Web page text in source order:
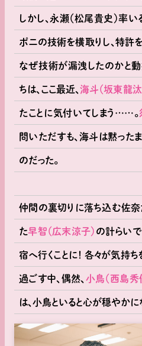
しかし、永瀬（松尾貴史）率い
ポニの技術を横取りし、特許
なぜ技術が漏洩したのかと
ちは、ここ最近、海斗（坂東龍汰
たことに気付いてしまう……。
問いただすも、海斗は黙った
のだった。
仲間の裏切りに落ち込む佐奈
た早智（広末涼子） の計らい
宿へ行くことに！ 各々が気持
過ごす中、偶然、 小鳥（西島秀
は、小鳥といると心が穏やか